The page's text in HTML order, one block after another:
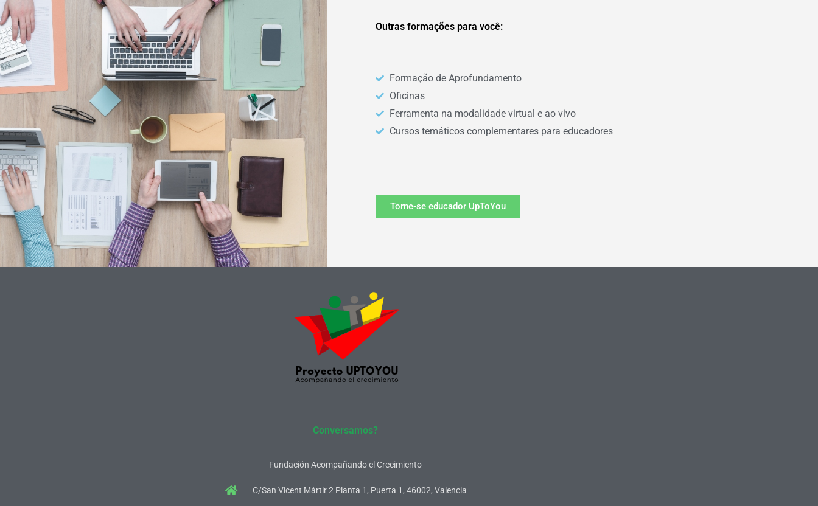
Outras formações para você:
Formação de Aprofundamento
Oficinas
Ferramenta na modalidade virtual e ao vivo
Cursos temáticos complementares para educadores
Torne-se educador UpToYou
Conversamos?
Fundación Acompañando el Crecimiento
C/San Vicent Mártir 2 Planta 1, Puerta 1, 46002, Valencia